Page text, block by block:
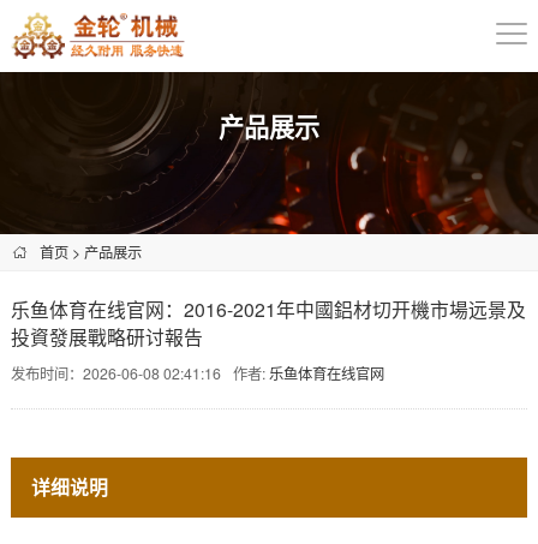
产品展示
首页> 产品展示
乐鱼体育在线官网：2016-2021年中國鋁材切开機市場远景及
投資發展戰略研讨報告
发布时间：2026-06-08 02:41:16 作者: 乐鱼体育在线官网
详细说明